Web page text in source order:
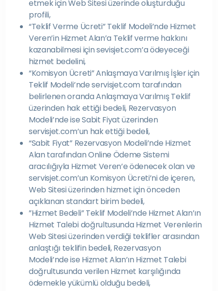
etmek için Web Sitesi üzerinde oluşturduğu
profili,
“Teklif Verme Ücreti” Teklif Modeli’nde Hizmet
Veren’in Hizmet Alan’a Teklif verme hakkını
kazanabilmesi için sevisjet.com’a ödeyeceği
hizmet bedelini,
“Komisyon Ücreti” Anlaşmaya Varılmış İşler için
Teklif Modeli’nde servisjet.com tarafından
belirlenen oranda Anlaşmaya Varılmış Teklif
üzerinden hak ettiği bedeli, Rezervasyon
Modeli’nde ise Sabit Fiyat üzerinden
servisjet.com’un hak ettiği bedeli,
“Sabit Fiyat” Rezervasyon Modeli’nde Hizmet
Alan tarafından Online Ödeme Sistemi
aracılığıyla Hizmet Veren’e ödenecek olan ve
servisjet.com’un Komisyon Ücreti’ni de içeren,
Web Sitesi üzerinden hizmet için önceden
açıklanan standart birim bedeli,
”Hizmet Bedeli” Teklif Modeli’nde Hizmet Alan’ın
Hizmet Talebi doğrultusunda Hizmet Verenlerin
Web Sitesi üzerinden verdiği teklifler arasından
anlaştığı teklifin bedeli, Rezervasyon
Modeli’nde ise Hizmet Alan’ın Hizmet Talebi
doğrultusunda verilen Hizmet karşılığında
ödemekle yükümlü olduğu bedeli,